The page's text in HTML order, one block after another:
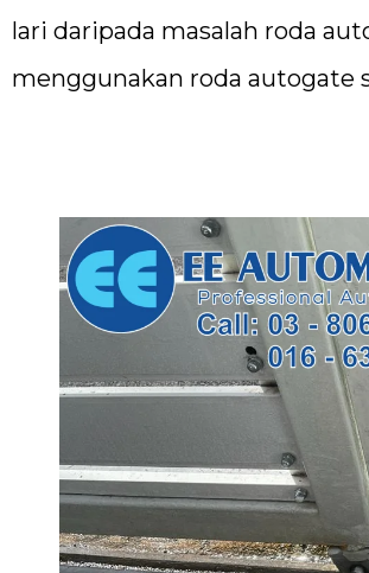
lari daripada masalah roda
menggunakan roda autogate